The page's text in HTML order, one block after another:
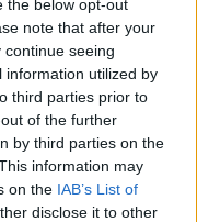
the below opt-out
note that after your
seeing
information utilized by
third parties prior to
of the further
by third parties on the
information may
on the IAB’s List of
disclose it to other